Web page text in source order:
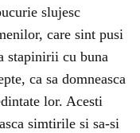
slujesc
care sint pusi
stapinirii cu buna
ca sa domneasca
lor. Acesti
simtirile si sa-si